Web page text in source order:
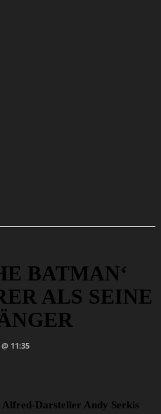
BATMAN‘
ALS SEINE
11:35
Darsteller Andy Serkis